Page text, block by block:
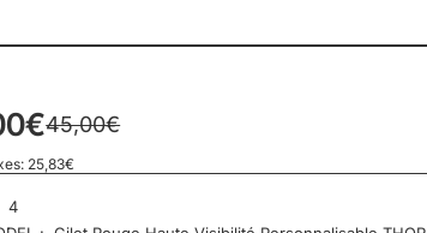
45,00€
25,83€
4